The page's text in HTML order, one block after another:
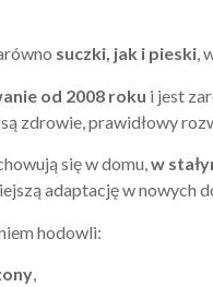
suczki, jak i pieski,
od 2008 roku i jest
są zdrowie, prawidłowy
się w domu,w
adaptację w nowych
hodowli:
,